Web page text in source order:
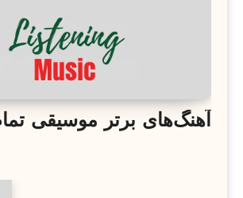
آهنگ‌های برتر موسیقی